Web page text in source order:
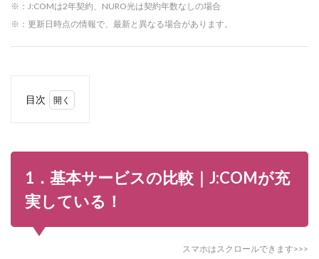
※：J:COMは2年契約、NURO光は契約年数なしの場合
※：更新日時点の情報で、最新と異なる場合があります。
目次
比較｜
J:COM
が充実
してい
1．基本サービスの比較｜J:COMが充
実している！
スマホはスクロールできます>>>